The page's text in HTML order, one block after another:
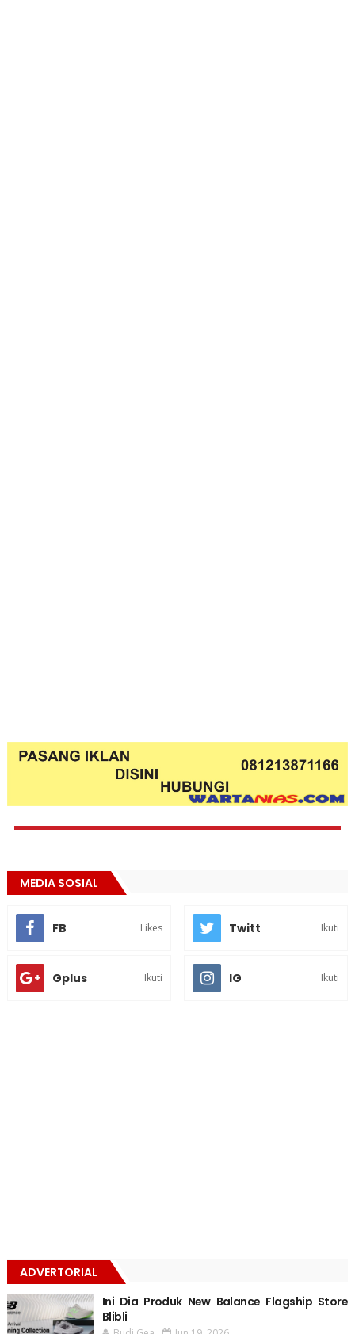
MEDIA SOSIAL
FB Likes Twitt Ikuti
Gplus Ikuti IG Ikuti
ADVERTORIAL
Ini Dia Produk New Balance Flagship Store
Blibli